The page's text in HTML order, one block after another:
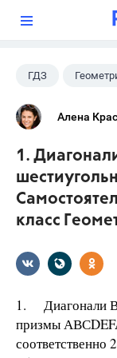
ГДЗ
Алена
1.
класс
1. Диагонали
призмы
соответственно